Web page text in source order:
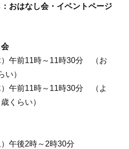
：おはなし会・イベントページ
午前11時～11時30分 （お
い）
午前11時～11時30分
（ よ
くらい）
午後2時～2時30分